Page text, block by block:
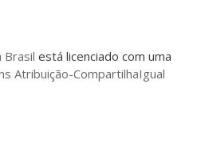
Brasil está licenciado com uma
Atribuição-CompartilhaIgual